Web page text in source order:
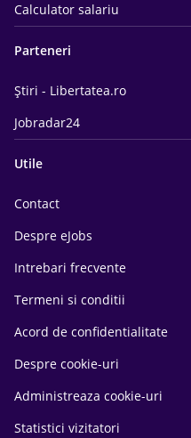
Calculator salariu
Parteneri
Știri - Libertatea.ro
Jobradar24
Utile
Contact
Despre eJobs
Intrebari frecvente
Termeni si conditii
Acord de confidentialitate
Despre cookie-uri
Administreaza cookie-uri
Statistici vizitatori